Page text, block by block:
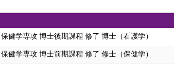
健学専攻 博士後期課程 修了 博士（看護学）
健学専攻 博士前期課程 修了 修士（保健学）